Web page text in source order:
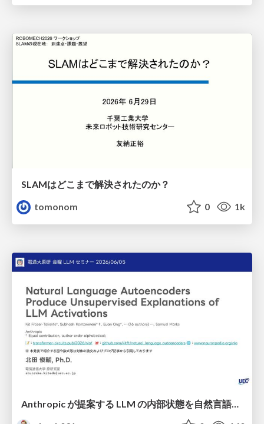
SLAMはどこまで解決されたのか？
tomonom
0 1k
Anthropic が提案する LLM の内部状態を自然言語で説明可能にした Natural Language Autoencoders / Natural Language Autoencoders Produce Unsupervised Explanations of LLM Activations